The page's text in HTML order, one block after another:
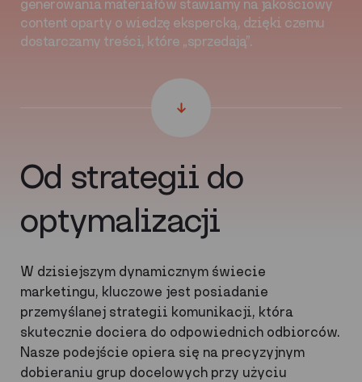
generowania materiałów stawiamy na jakościowy
content oparty o wiedzę ekspercką, dzięki czemu
dostarczamy treści, które „sprzedają”.
Od strategii do
optymalizacji
W dzisiejszym dynamicznym świecie
marketingu, kluczowe jest posiadanie
przemyślanej strategii komunikacji, która
skutecznie dociera do odpowiednich odbiorców.
Nasze podejście opiera się na precyzyjnym
dobieraniu grup docelowych przy użyciu